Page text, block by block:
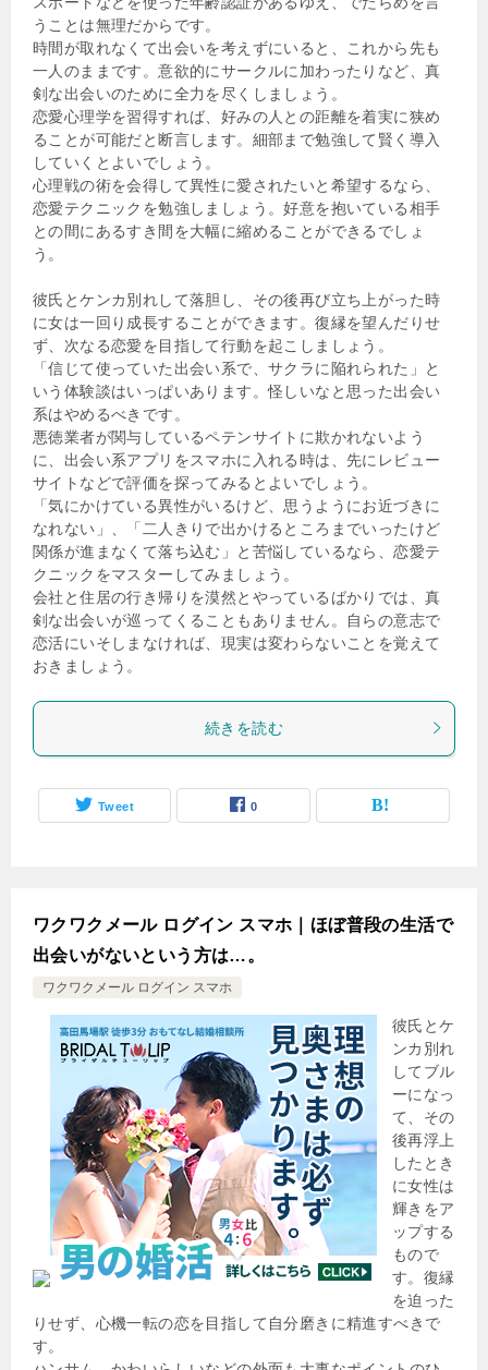
うことは無理だからです。
時間が取れなくて出会いを考えずにいると、これから先も
一人のままです。意欲的にサークルに加わったりなど、真
剣な出会いのために全力を尽くしましょう。
恋愛心理学を習得すれば、好みの人との距離を着実に狭め
ることが可能だと断言します。細部まで勉強して賢く導入
していくとよいでしょう。
心理戦の術を会得して異性に愛されたいと希望するなら、
恋愛テクニックを勉強しましょう。好意を抱いている相手
との間にあるすき間を大幅に縮めることができるでしょ
う。
彼氏とケンカ別れして落胆し、その後再び立ち上がった時
に女は一回り成長することができます。復縁を望んだりせ
ず、次なる恋愛を目指して行動を起こしましょう。
「信じて使っていた出会い系で、サクラに陥れられた」と
いう体験談はいっぱいあります。怪しいなと思った出会い
系はやめるべきです。
悪徳業者が関与しているペテンサイトに欺かれないよう
に、出会い系アプリをスマホに入れる時は、先にレビュー
サイトなどで評価を探ってみるとよいでしょう。
「気にかけている異性がいるけど、思うようにお近づきに
なれない」、「二人きりで出かけるところまでいったけど
関係が進まなくて落ち込む」と苦悩しているなら、恋愛テ
クニックをマスターしてみましょう。
会社と住居の行き帰りを漠然とやっているばかりでは、真
剣な出会いが巡ってくることもありません。自らの意志で
恋活にいそしまなければ、現実は変わらないことを覚えて
おきましょう。
続きを読む
Tweet 0
ワクワクメール ログイン スマホ｜ほぼ普段の生活で
出会いがないという方は…。
ワクワクメール ログイン スマホ
彼氏とケ
ンカ別れ
してブル
ーになっ
て、その
後再浮上
したとき
に女性は
輝きをア
ップする
もので
す。復縁
を迫った
りせず、心機一転の恋を目指して自分磨きに精進すべきで
す。